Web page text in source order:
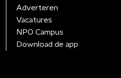
Adverteren
Vacatures
NPO Campus
Download de app